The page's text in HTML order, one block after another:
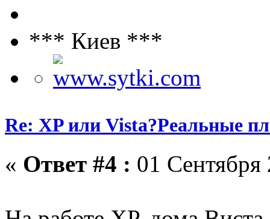
*** Киев ***
Re: XP или Vista?Реальные
« Ответ #4 : 01